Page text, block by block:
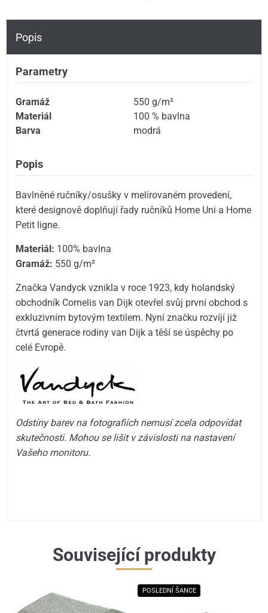
Popis
Parametry
Gramáž
550 g/m²
Materiál
100 % bavlna
Barva
modrá
Popis
Bavlněné ručníky/osušky v melírovaném provedení,
které designově doplňují řady ručníků Home Uni a Home
Petit ligne.
Materiál: 100% bavlna
Gramáž: 550 g/m²
Značka Vandyck vznikla v roce 1923, kdy holandský
obchodník Cornelis van Dijk otevřel svůj první obchod s
exkluzivním bytovým textilem. Nyní značku rozvíjí již
čtvrtá generace rodiny van Dijk a těší se úspěchy po
celé Evropě.
Odstíny barev na fotografiích nemusí zcela odpovídat
skutečnosti. Mohou se lišit v závislosti na nastavení
Vašeho monitoru.
Související produkty
POSLEDNÍ ŠANCE